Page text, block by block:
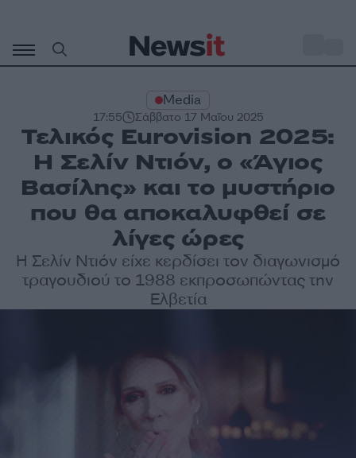
περιεχόμενο
Media
17:55 Σάββατο 17 Μαΐου 2025
Τελικός Eurovision 2025:
Η Σελίν Ντιόν, ο «Άγιος
Βασίλης» και το μυστήριο
που θα αποκαλυφθεί σε
λίγες ώρες
Η Σελίν Ντιόν είχε κερδίσει τον διαγωνισμό
τραγουδιού το 1988 εκπροσωπώντας την
Ελβετία